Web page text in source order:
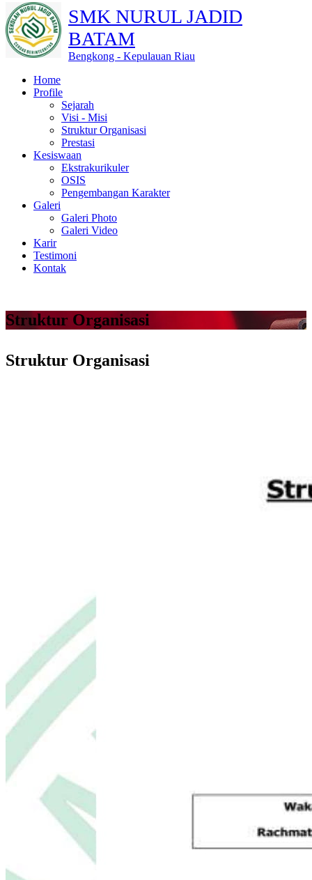
SMK NURUL JADID
BATAM
Bengkong - Kepulauan Riau
Home
Profile
Sejarah
Visi - Misi
Struktur Organisasi
Prestasi
Kesiswaan
Ekstrakurikuler
OSIS
Pengembangan Karakter
Galeri
Galeri Photo
Galeri Video
Karir
Testimoni
Kontak
Struktur Organisasi
Struktur Organisasi